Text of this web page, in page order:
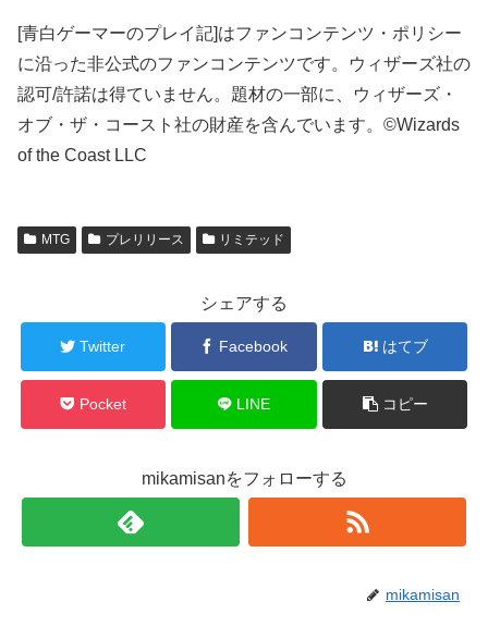
[青白ゲーマーのプレイ記]はファンコンテンツ・ポリシー
に沿った非公式のファンコンテンツです。ウィザーズ社の
認可/許諾は得ていません。題材の一部に、ウィザーズ・
オブ・ザ・コースト社の財産を含んでいます。©Wizards
of the Coast LLC
MTG プレリリース リミテッド
シェアする
Twitter Facebook はてブ
Pocket LINE コピー
mikamisanをフォローする
mikamisan